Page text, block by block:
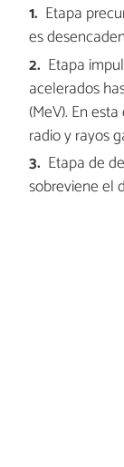
Etapa
es
Etapa
acelerados
(MeV). En
radio y rayos
Etapa de
sobreviene el